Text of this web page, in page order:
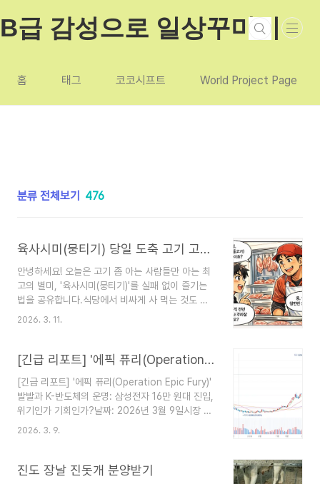
B급 감성으로 일상꾸미기
홈 태그 코코시프트 World Project Page
분류 전체보기 476
육사시미(뭉티기) 당일 도축 고기 고르는 5가지 필살기
안녕하세요! 오늘은 고기 좀 아는 사람들만 아는 최
고의 별미, '육사시미(뭉티기)'를 실패 없이 즐기는
법을 공유합니다.식당에서 비싸게 사 먹는 것도 좋
지만, 집 근처 정육점에서 '날짜'와 '부위'만 잘 맞춰
기 선별법, 지금 바로 공개합니다.1. '화·수·목'의 법
보통 주말에 쉽니다.월요일: 주말 휴무 후 첫 가동일
이라 경매와 배송이 늦어질 수 있습니다.화·수·목요
일: 물량이 가장 안정적으로 풀리는 '황금 요일'입니
다.금요일: 이때 잡은 소는 주말을 지나며 자연스럽
2026. 3. 11.
[긴급 리포트] '에픽 퓨리(Operation Epic Fury)' 발발과 K-반도체의 운명: 삼성전자 16만 원대 진입, 위기인가 기회인가?
[긴급 리포트] '에픽 퓨리(Operation Epic Fury)'
발발과 K-반도체의 운명: 삼성전자 16만 원대 진입,
위기인가 기회인가?날짜: 2026년 3월 9일시장 상
황: 미-이란 군사 충돌 심화 및 삼성전자 최고가(22
여파로 코스피는 패닉에 빠졌고, 대한민국 경제의
2026. 3. 9.
진도 장날 진돗개 분양받기